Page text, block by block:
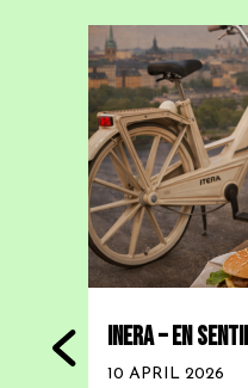
INERA – EN
10 APRIL 2026